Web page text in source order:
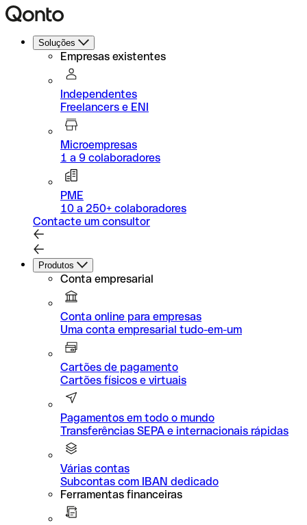
Soluções
Empresas existentes
Independentes
Freelancers e ENI
Microempresas
1 a 9 colaboradores
PME
10 a 250+ colaboradores
Contacte um consultor
Produtos
Conta empresarial
Conta online para empresas
Uma conta empresarial tudo-em-um
Cartões de pagamento
Cartões físicos e virtuais
Pagamentos em todo o mundo
Transferências SEPA e internacionais rápidas
Várias contas
Subcontas com IBAN dedicado
Ferramentas financeiras